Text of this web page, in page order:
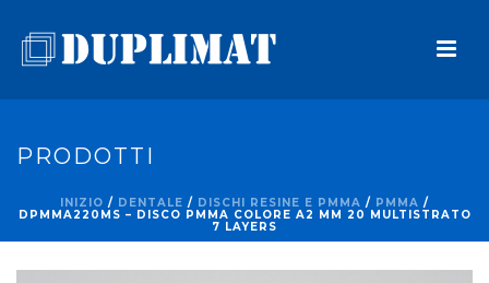
PRODOTTI
INIZIO / DENTALE / DISCHI RESINE E PMMA / PMMA /
DPMMA220MS – DISCO PMMA COLORE A2 MM 20 MULTISTRATO
7 LAYERS